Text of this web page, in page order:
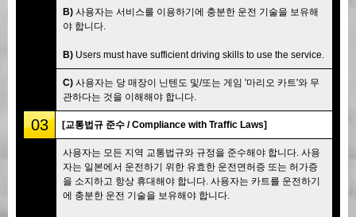
B) 사용자는 서비스를 이용하기에 충분한 운전 기술을 보유해
야 합니다.
B) Users must have sufficient driving skills to use the service.
C) 사용자는 당 매장이 닌텐도 및/또는 게임 '마리오 카트'와 무
관하다는 것을 이해해야 합니다.
03 [교통법규 준수 / Compliance with Traffic Laws]
사용자는 모든 지역 교통법규와 규정을 준수해야 합니다. 사용
자는 일본에서 운전하기 위한 유효한 운전면허증 또는 허가증
을 소지하고 항상 휴대해야 합니다. 사용자는 카트를 운전하기
에 충분한 운전 기술을 보유해야 합니다.